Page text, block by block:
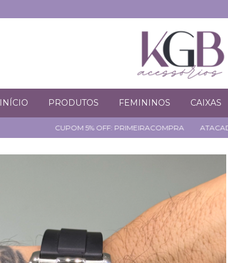
INÍCIO PRODUTOS FEMININOS CAIXAS
CUPOM 5% OFF: PRIMEIRACOMPRA ATACADO? CLIQUE